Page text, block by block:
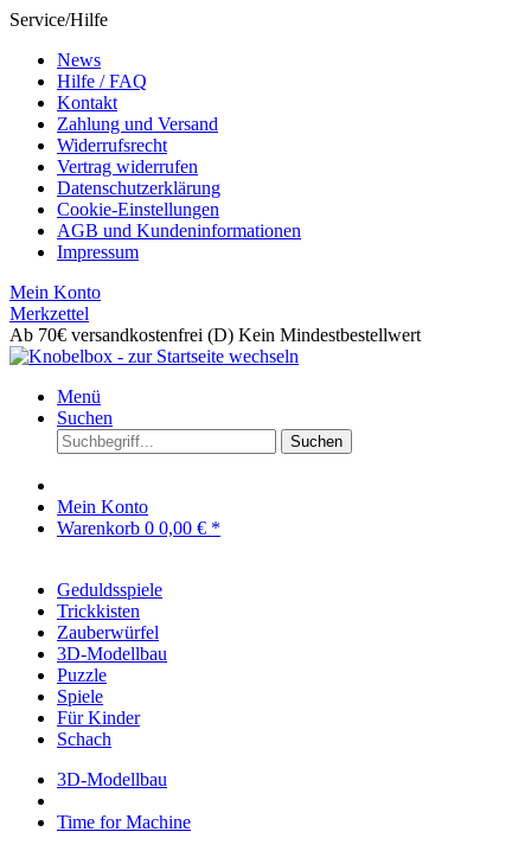
Service/Hilfe
News
Hilfe / FAQ
Kontakt
Zahlung und Versand
Widerrufsrecht
Vertrag widerrufen
Datenschutzerklärung
Cookie-Einstellungen
AGB und Kundeninformationen
Impressum
Mein Konto
Merkzettel
Ab 70€ versandkostenfrei (D) Kein Mindestbestellwert
Menü
Suchen
Suchen
Mein Konto
Warenkorb 0 0,00 € *
Geduldsspiele
Trickkisten
Zauberwürfel
3D-Modellbau
Puzzle
Spiele
Für Kinder
Schach
3D-Modellbau
Time for Machine